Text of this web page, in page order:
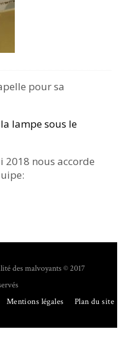
pour sa
lampe sous le
2018 nous accorde
des malvoyants © 2017
Mentions légales
Plan du site